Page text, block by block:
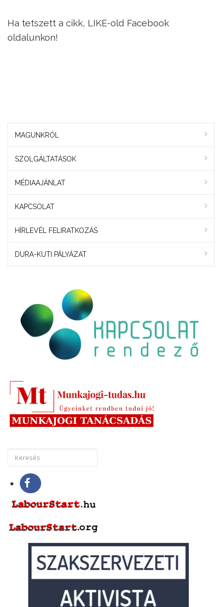
Ha tetszett a cikk, LIKE-old Facebook
oldalunkon!
MAGUNKRÓL
SZOLGÁLTATÁSOK
MÉDIAAJÁNLAT
KAPCSOLAT
HÍRLEVÉL FELIRATKOZÁS
DURA-KUTI PÁLYÁZAT